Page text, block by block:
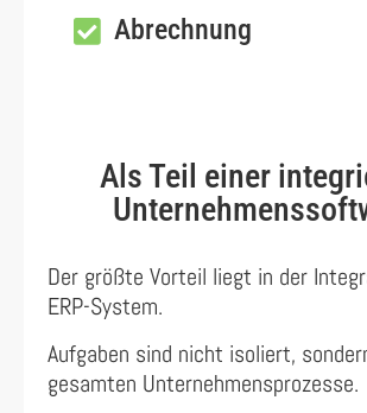
Abrechnung
Als Teil einer
Der größte Vorteil liegt in der
ERP-System.
Aufgaben sind nicht isoliert,
gesamten Unternehmensprozesse.